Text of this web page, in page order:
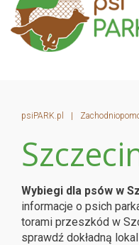
psiPARK.pl |
Wybiegi dla psów w
informacje o psich
torami przeszkód w
sprawdź dokładną